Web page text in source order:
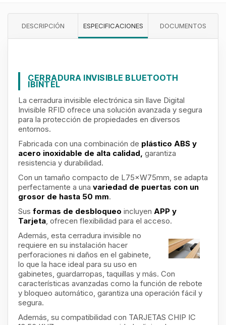
DESCRIPCIÓN ESPECIFICACIONES DOCUMENTOS
CERRADURA INVISIBLE BLUETOOTH
IBINTEL
La cerradura invisible electrónica sin llave Digital
Invisible RFID ofrece una solución avanzada y segura
para la protección de propiedades en diversos
entornos.
Fabricada con una combinación de plástico ABS y
acero inoxidable de alta calidad, garantiza
resistencia y durabilidad.
Con un tamaño compacto de L75×W75mm, se adapta
perfectamente a una variedad de puertas con un
grosor de hasta 50 mm.
Sus formas de desbloqueo incluyen APP y
Tarjeta, ofrecen flexibilidad para el acceso.
Además, esta cerradura invisible no
requiere en su instalación hacer
perforaciones ni daños en el gabinete,
lo que la hace ideal para su uso en
gabinetes, guardarropas, taquillas y más. Con
características avanzadas como la función de rebote
y bloqueo automático, garantiza una operación fácil y
segura.
Además, su compatibilidad con TARJETAS CHIP IC